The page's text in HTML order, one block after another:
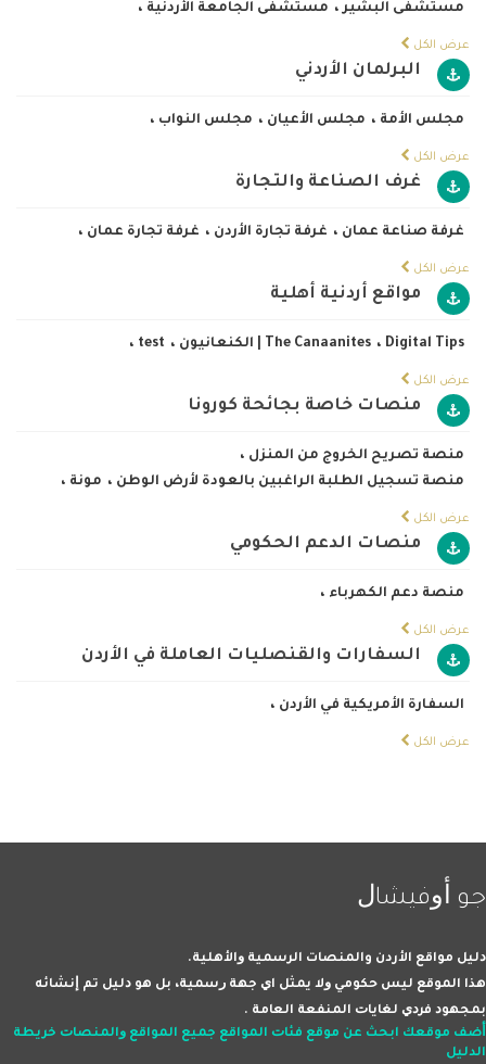
مستشفى البشير ، مستشفى الجامعة الأردنية ،
عرض الكل
البرلمان الأردني
مجلس الأمة ، مجلس الأعيان ، مجلس النواب ،
عرض الكل
غرف الصناعة والتجارة
غرفة صناعة عمان ، غرفة تجارة الأردن ، غرفة تجارة عمان ،
عرض الكل
مواقع أردنية أهلية
Digital Tips ، The Canaanites | الكنعانيون ، test ،
عرض الكل
منصات خاصة بجائحة كورونا
منصة تصريح الخروج من المنزل ،
منصة تسجيل الطلبة الراغبين بالعودة لأرض الوطن ، مونة ،
عرض الكل
منصات الدعم الحكومي
منصة دعم الكهرباء ،
عرض الكل
السفارات والقنصليات العاملة في الأردن
السفارة الأمريكية في الأردن ،
عرض الكل
ﺟﻮ ﺃﻭﻓﻴﺸﺎﻝ
ﺩﻟﻴﻞ مواقع الأردن والمنصات اﻟﺮﺳﻤﻴﺔ ﻭاﻷﻫﻠﻴﺔ.
ﻫﺬا اﻟﻤﻮﻗﻊ ﻟﻴﺲ ﺣﻜﻮﻣﻲ ﻭﻻ ﻳﻤﺜﻞ اﻱ ﺟﻬﺔ ﺭﺳﻤﻴﺔ، ﺑﻞ ﻫﻮ ﺩﻟﻴﻞ ﺗﻢ ﺇﻧﺸﺎﺋﻪ
ﺑﻤﺠﻬﻮﺩ ﻓﺮﺩﻱ ﻟﻐﺎﻳﺎﺕ اﻟﻤﻨﻔﻌﺔ اﻟﻌﺎﻣﺔ .
ﺃﺿﻒ ﻣﻮﻗﻌﻚ اﺑﺤﺚ ﻋﻦ ﻣﻮﻗﻊ ﻓﺌﺎﺕ اﻟﻤﻮاﻗﻊ ﺟﻤﻴﻊ اﻟﻤﻮاﻗﻊ ﻭاﻟﻤﻨﺼﺎﺕ ﺧﺮﻳﻄﺔ
اﻟﺪﻟﻴﻞ